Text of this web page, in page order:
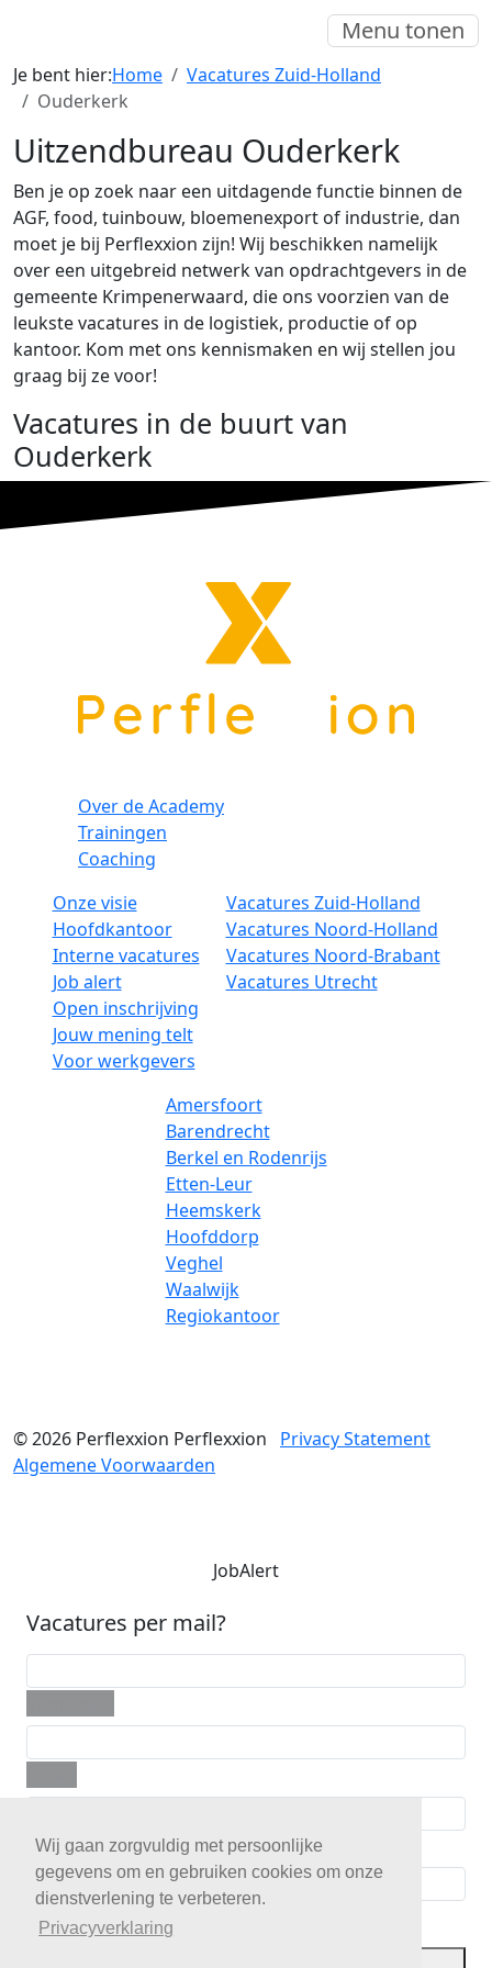
Wij gaan zorgvuldig met persoonlijke
gegevens om en gebruiken cookies om onze
dienstverlening te verbeteren.
Privacyverklaring
Menu tonen
Je bent hier:Home
Vacatures Zuid-Holland
Ouderkerk
Uitzendbureau Ouderkerk
Ben je op zoek naar een uitdagende functie binnen de
AGF, food, tuinbouw, bloemenexport of industrie, dan
moet je bij Perflexxion zijn! Wij beschikken namelijk
over een uitgebreid netwerk van opdrachtgevers in de
gemeente Krimpenerwaard, die ons voorzien van de
leukste vacatures in de logistiek, productie of op
kantoor. Kom met ons kennismaken en wij stellen jou
graag bij ze voor!
Vacatures in de buurt van
Ouderkerk
Over de Academy
Trainingen
Coaching
Onze visie
Hoofdkantoor
Interne vacatures
Job alert
Open inschrijving
Jouw mening telt
Voor werkgevers
Vacatures Zuid-Holland
Vacatures Noord-Holland
Vacatures Noord-Brabant
Vacatures Utrecht
Amersfoort
Barendrecht
Berkel en Rodenrijs
Etten-Leur
Heemskerk
Hoofddorp
Veghel
Waalwijk
Regiokantoor
© 2026 Perflexxion Perflexxion
Privacy Statement
Algemene Voorwaarden
JobAlert
Vacatures per mail?
Telefoon
Postcode